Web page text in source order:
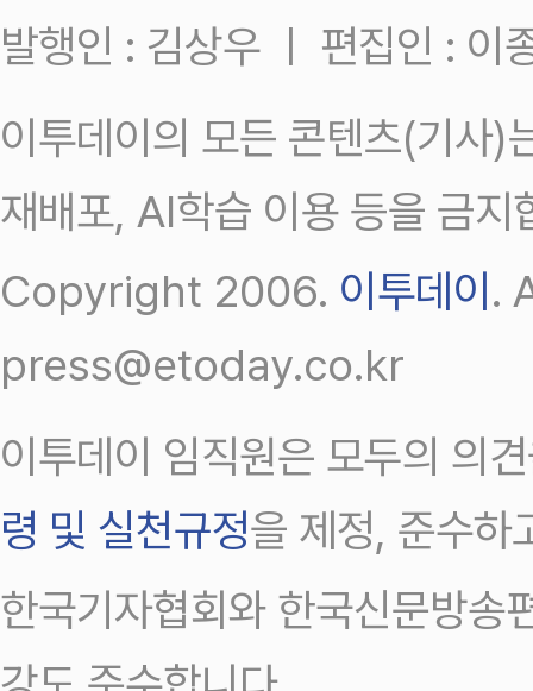
발행인 : 김상우 ㅣ 편집인 : 이
이투데이의 모든 콘텐츠(기사)
재배포, AI학습 이용 등을 금지
Copyright 2006. 이투데이.
press@etoday.co.kr
이투데이 임직원은 모두의 의
령 및 실천규정을 제정, 준수하
한국기자협회와 한국신문방송